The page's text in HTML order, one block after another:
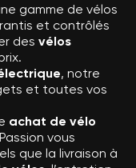
gamme de vélos
et contrôlés
des vélos
, notre
et toutes vos
achat de vélo
vous
que la livraison à